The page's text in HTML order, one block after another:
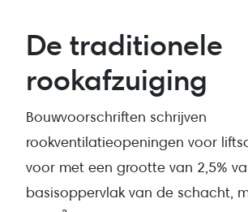
De traditionele
rookafzuiging
Bouwvoorschriften schrijven
rookventilatieopeningen voor
voor met een grootte van 2,5%
basisoppervlak van de schacht,